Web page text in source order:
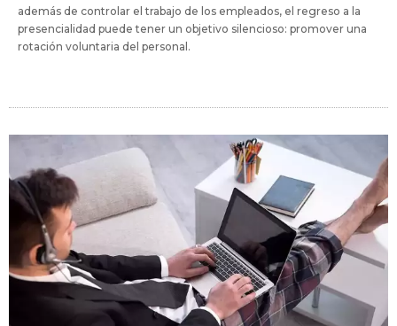
además de controlar el trabajo de los empleados, el regreso a la
presencialidad puede tener un objetivo silencioso: promover una
rotación voluntaria del personal.